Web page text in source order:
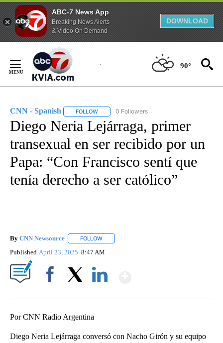
ABC-7 News App
Breaking News Alerts
& Video On Demand
DOWNLOAD
Content
90°
CNN - Spanish FOLLOW FOLLOW "CNN - SPANISH" TO RECEIVE
0 Followers
Diego Neria Lejárraga, primer
transexual en ser recibido por un
Papa: “Con Francisco sentí que
tenía derecho a ser católico”
By CNN Newsource FOLLOW
Published April 23, 2025 8:47 AM
Por CNN Radio Argentina
Diego Neria Lejárraga conversó con Nacho Girón y su equipo